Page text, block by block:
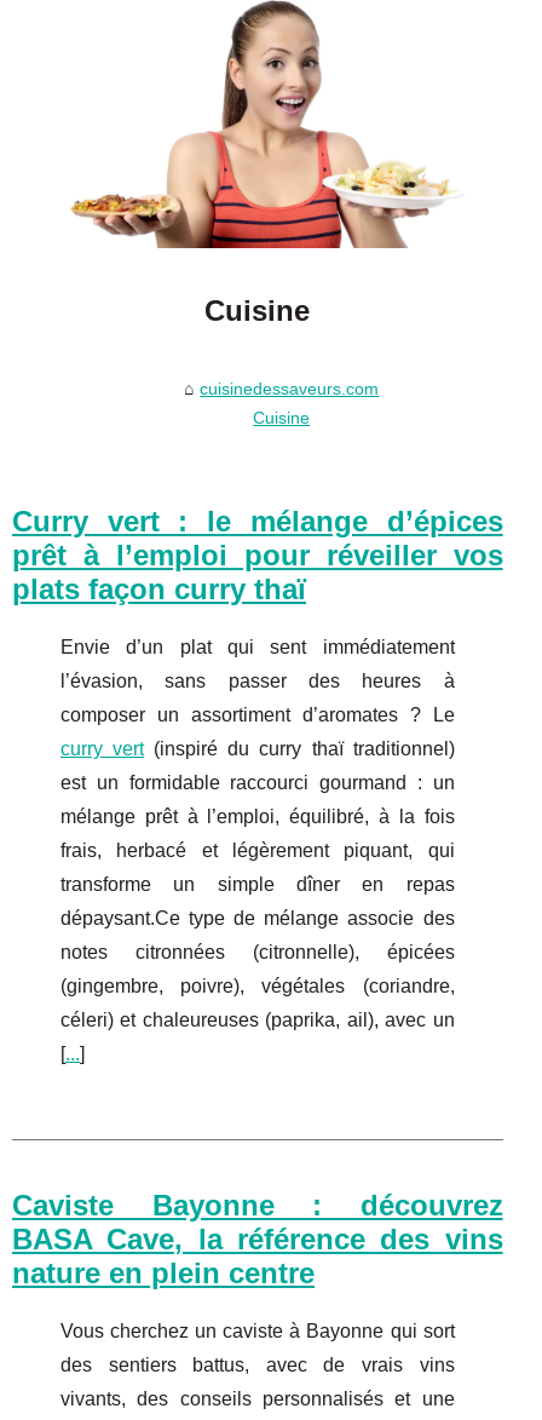
Cuisine
cuisinedessaveurs.com
Cuisine
Curry vert : le mélange d’épices
prêt à l’emploi pour réveiller vos
plats façon curry thaï
Envie d’un plat qui sent immédiatement
l’évasion, sans passer des heures à
composer un assortiment d’aromates ? Le
curry vert(inspiré du curry thaï traditionnel)
est un formidable raccourci gourmand : un
mélange prêt à l’emploi, équilibré, à la fois
frais, herbacé et légèrement piquant, qui
transforme un simple dîner en repas
dépaysant.Ce type de mélange associe des
notes citronnées (citronnelle), épicées
(gingembre, poivre), végétales (coriandre,
céleri) et chaleureuses (paprika, ail), avec un
[...]
Caviste Bayonne : découvrez
BASA Cave, la référence des vins
nature en plein centre
Vous cherchez un caviste à Bayonne qui sort
des sentiers battus, avec de vrais vins
vivants, des conseils personnalisés et une